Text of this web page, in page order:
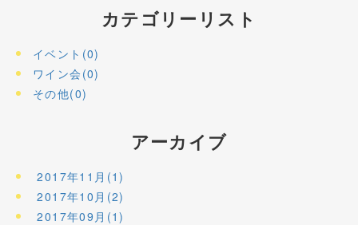
カテゴリーリスト
イベント(0)
ワイン会(0)
その他(0)
アーカイブ
2017年11月(1)
2017年10月(2)
2017年09月(1)